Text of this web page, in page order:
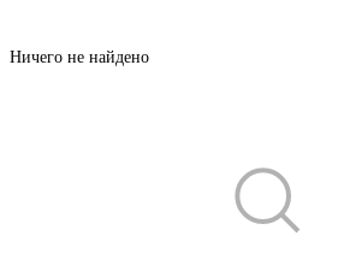
Ничего не найдено